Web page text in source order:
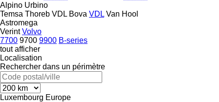
Alpino Urbino
Temsa Thoreb VDL Bova VDL Van Hool
Astromega
Verint Volvo
7700 9700 9900 B-series
tout afficher
Localisation
Rechercher dans un périmètre
Luxembourg Europe